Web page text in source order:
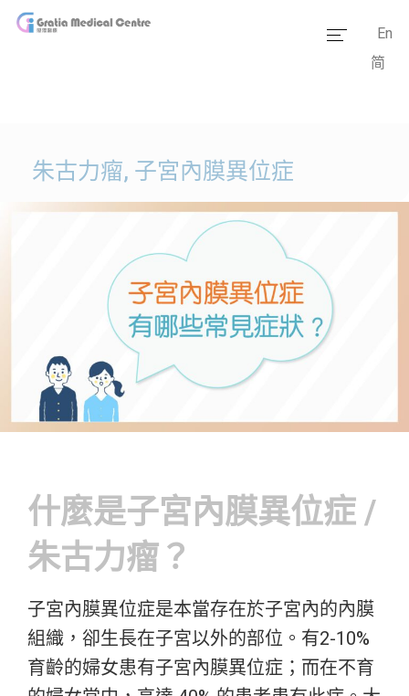
服務範疇
醫學資訊
套餐價格
傳媒報道
醫療設備
En
简
朱古力瘤, 子宮內膜異位症
什麼是子宮內膜異位症 /
朱古力瘤？
子宮內膜異位症是本當存在於子宮內的內膜
組織，卻生長在子宮以外的部位。有2-10%
育齡的婦女患有子宮內膜異位症；而在不育